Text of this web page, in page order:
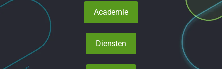
Academie
Diensten